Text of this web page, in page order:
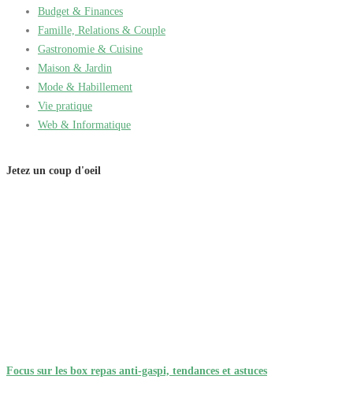
Budget & Finances
Famille, Relations & Couple
Gastronomie & Cuisine
Maison & Jardin
Mode & Habillement
Vie pratique
Web & Informatique
Jetez un coup d'oeil
Focus sur les box repas anti-gaspi, tendances et astuces